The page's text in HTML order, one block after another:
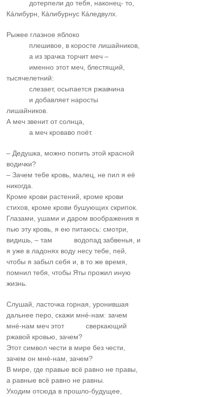
дотерпели до тебя, наконец- то,
Кáлибурн, Кáлибурнус Кáледвулх.
Рыжее глазное яблоко
плешивое, в коросте лишайников,
……….а из зрачка торчит меч –
именно этот меч, блестящий,
тысячелетний:
……….слезает, осыпается ржавчина
и добавляет наросты
лишайников.
А меч звенит от солнца,
……….а меч кроваво поёт.
– Дедушка, можно попить этой красной
водички?
– Зачем тебе кровь, малец, не пил я её
никогда.
Кроме крови растений, кроме крови
стихов, кроме крови бушующих скрипок.
Глазами, ушами и даром воображения я
пью эту кровь, я ею питаюсь: смотри,
видишь, – там водопад забвенья, и
я уже в ладонях воду несу тебе, пей,
чтобы я забыл себя и, в то же время,
помнил тебя, чтобы Яты прожил иную
жизнь.
Слушай, ласточка горная, уронившая
дальнее перо, скажи мнé-нам: зачем
мнé-нам меч этот сверкающий
ржавой кровью, зачем?
Этот символ чести в мире без чести,
зачем он мнé-нам, зачем?
В мире, где правые всё равно не правы,
а равные всё равно не равны.
Уходим отсюда в прошло-будущее,